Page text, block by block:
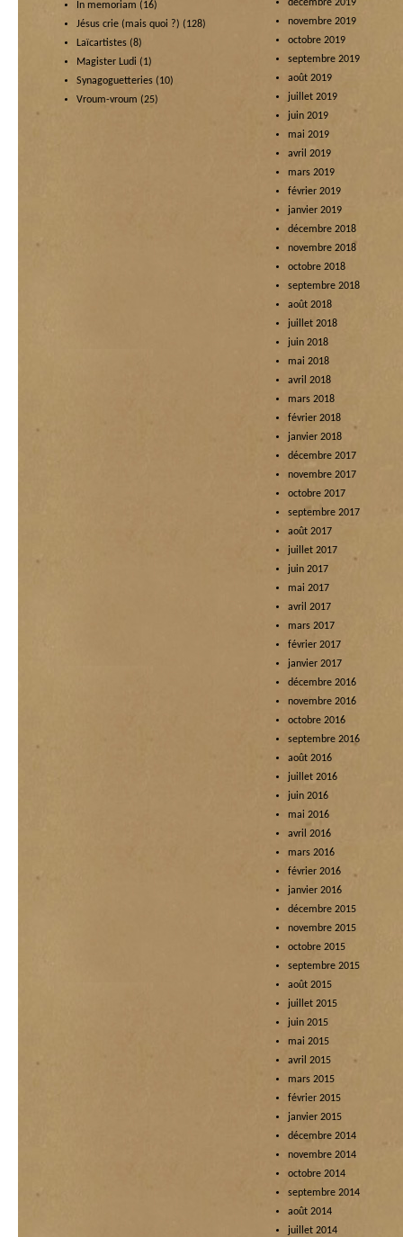
In memoriam (16)
Jésus crie (mais quoi ?) (128)
Laïcartistes (8)
Magister Ludi (1)
Synagoguetteries (10)
Vroum-vroum (25)
décembre 2019
novembre 2019
octobre 2019
septembre 2019
août 2019
juillet 2019
juin 2019
mai 2019
avril 2019
mars 2019
février 2019
janvier 2019
décembre 2018
novembre 2018
octobre 2018
septembre 2018
août 2018
juillet 2018
juin 2018
mai 2018
avril 2018
mars 2018
février 2018
janvier 2018
décembre 2017
novembre 2017
octobre 2017
septembre 2017
août 2017
juillet 2017
juin 2017
mai 2017
avril 2017
mars 2017
février 2017
janvier 2017
décembre 2016
novembre 2016
octobre 2016
septembre 2016
août 2016
juillet 2016
juin 2016
mai 2016
avril 2016
mars 2016
février 2016
janvier 2016
décembre 2015
novembre 2015
octobre 2015
septembre 2015
août 2015
juillet 2015
juin 2015
mai 2015
avril 2015
mars 2015
février 2015
janvier 2015
décembre 2014
novembre 2014
octobre 2014
septembre 2014
août 2014
juillet 2014